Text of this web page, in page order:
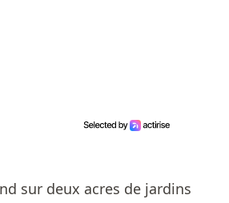
sur deux acres de jardins